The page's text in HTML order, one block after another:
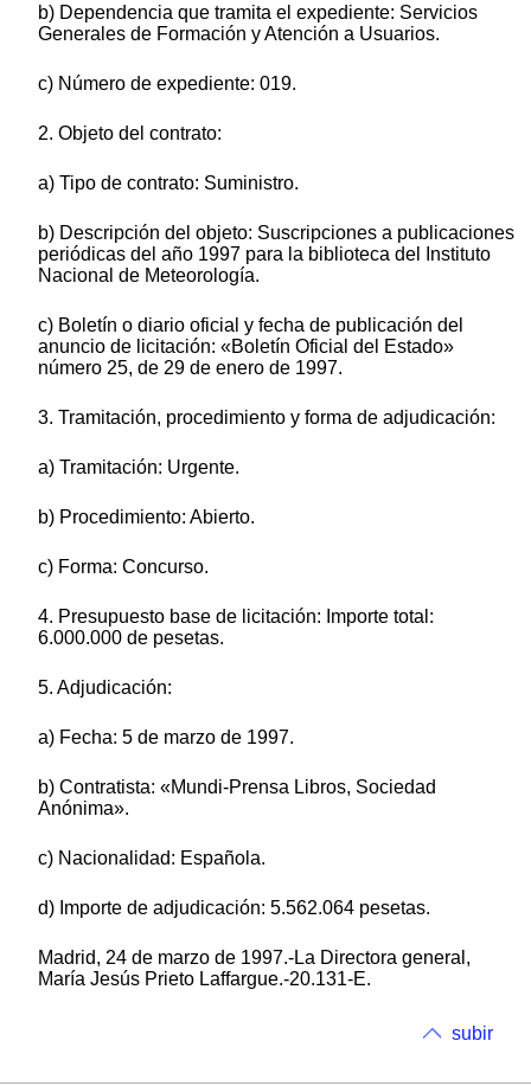
b) Dependencia que tramita el expediente: Servicios
Generales de Formación y Atención a Usuarios.
c) Número de expediente: 019.
2. Objeto del contrato:
a) Tipo de contrato: Suministro.
b) Descripción del objeto: Suscripciones a publicaciones
periódicas del año 1997 para la biblioteca del Instituto
Nacional de Meteorología.
c) Boletín o diario oficial y fecha de publicación del
anuncio de licitación: «Boletín Oficial del Estado»
número 25, de 29 de enero de 1997.
3. Tramitación, procedimiento y forma de adjudicación:
a) Tramitación: Urgente.
b) Procedimiento: Abierto.
c) Forma: Concurso.
4. Presupuesto base de licitación: Importe total:
6.000.000 de pesetas.
5. Adjudicación:
a) Fecha: 5 de marzo de 1997.
b) Contratista: «Mundi-Prensa Libros, Sociedad
Anónima».
c) Nacionalidad: Española.
d) Importe de adjudicación: 5.562.064 pesetas.
Madrid, 24 de marzo de 1997.-La Directora general,
María Jesús Prieto Laffargue.-20.131-E.
subir